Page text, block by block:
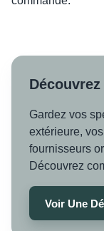
Gardez vos
extérieure,
fournisseurs
Découvrez
Voir Une